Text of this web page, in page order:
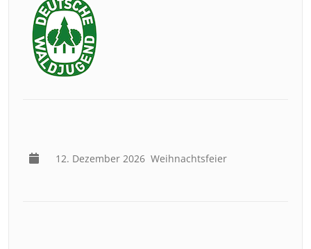
12. Dezember 2026 Weihnachtsfeier